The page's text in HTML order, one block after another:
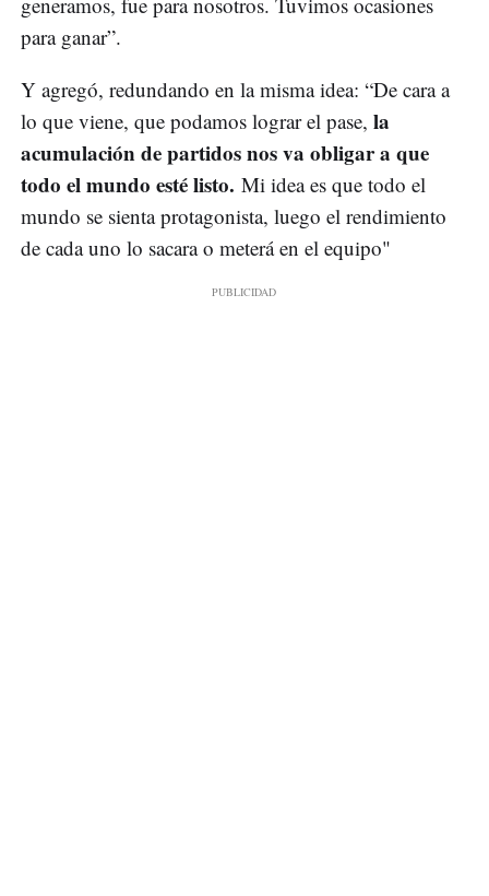
para ganar”.
Y agregó, redundando en la misma idea: “De cara a
lo que viene, que podamos lograr el pase, la
acumulación de partidos nos va obligar a que
todo el mundo esté listo. Mi idea es que todo el
mundo se sienta protagonista, luego el rendimiento
de cada uno lo sacara o meterá en el equipo"